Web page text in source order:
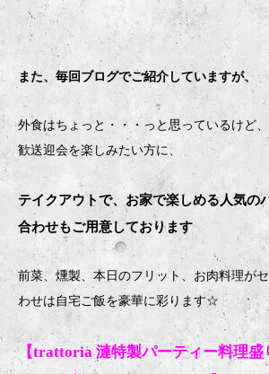
また、毎回ブログでご紹介していますが、
外食はちょっと・・・っと思っているけど、
歓送迎会を楽しみたい方に、
テイクアウトで、お家で楽しめる人気の
合わせもご用意しております
前菜、燻製、本日のフリット、お肉料理が
わせは自宅ご飯を豪華に彩ります☆
【trattoria 漣特製パーティー料理